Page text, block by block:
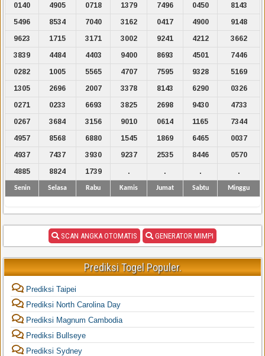
0140
4905 0718 1379 7496 0450
8143
5496
8534 7040 3162 0417 4900
9148
9623
1715 3171 3002 9241 4212
3662
3839
4484 4403 9400 8693 4501
7446
0282
1005 5565 4707 7595 9328
5169
1305
2696 2007 3378 8143 6290
0326
0271
0233 6693 3825 2698 9430
4733
0267
3684 3156 9010 0614 1165
7344
4957
8568 6880 1545 1869 6465
0037
4937
7437 3930 9237 2535 8446
0570
4885
8824 1739 . . . .
Senin Selasa Rabu Kamis Jumat Sabtu Minggu
SCAN ANGKA OTOMATIS GENERATOR MIMPI
Prediksi Togel Populer.
Prediksi Taipei
Prediksi North Carolina Day
Prediksi Magnum Cambodia
Prediksi Bullseye
Prediksi Sydney